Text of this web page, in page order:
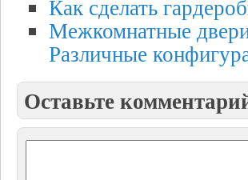
Как сделать
Межкомнатные
Различные
Оставьте